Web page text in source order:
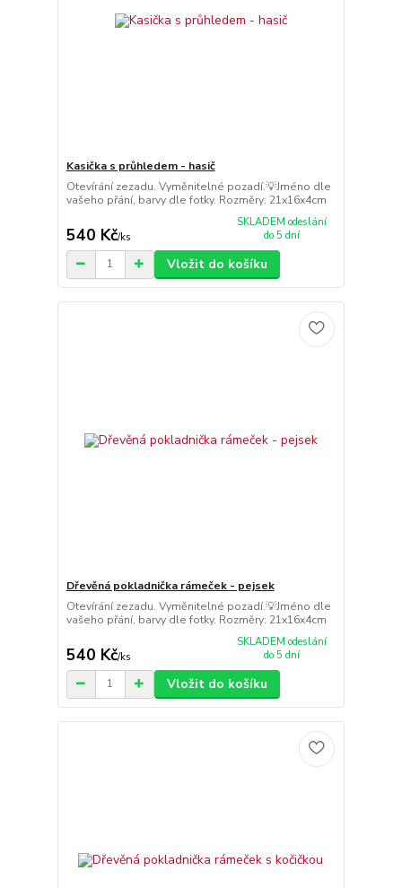
Kasička s průhledem - hasič
Otevírání zezadu. Vyměnitelné pozadí.💡Jméno dle
vašeho přání, barvy dle fotky. Rozměry: 21x16x4cm
540 Kč/ks
SKLADEM odeslání
do 5 dní
Vložit do košíku
Dřevěná pokladnička rámeček - pejsek
Otevírání zezadu. Vyměnitelné pozadí.💡Jméno dle
vašeho přání, barvy dle fotky. Rozměry: 21x16x4cm
540 Kč/ks
SKLADEM odeslání
do 5 dní
Vložit do košíku